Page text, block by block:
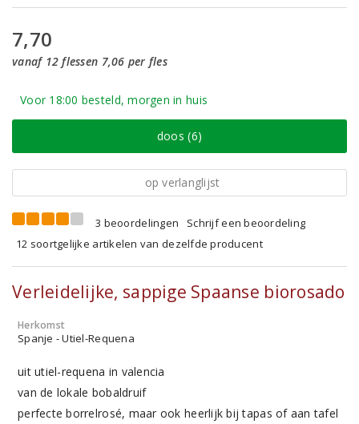
7,70
vanaf 12 flessen 7,06 per fles
Voor 18:00 besteld, morgen in huis
doos (6)
op verlanglijst
3 beoordelingen
Schrijf een beoordeling
12 soortgelijke artikelen van dezelfde producent
Verleidelijke, sappige Spaanse biorosado
Herkomst
Spanje - Utiel-Requena
uit utiel-requena in valencia
van de lokale bobaldruif
perfecte borrelrosé, maar ook heerlijk bij tapas of aan tafel